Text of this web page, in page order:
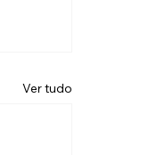
Ver tudo